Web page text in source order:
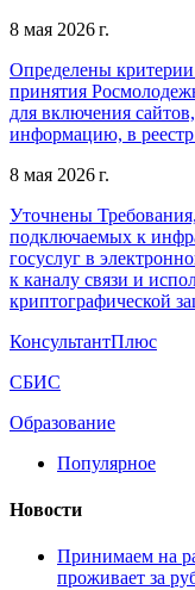
8 мая 2026 г.
Определены
принятия
для включения
информацию, в
8 мая 2026 г.
Уточнены
подключаемых к
госуслуг в
к каналу связи и
криптографической
КонсультантПлюс
СБИС
Образование
Популярное
Новости
Принимаем на
проживает за